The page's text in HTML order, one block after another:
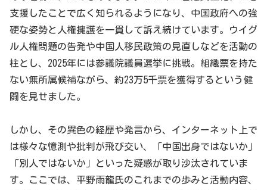
支援したことで広く知られるようになり、中国政府への強
硬な姿勢と人権擁護を一貫して訴え続けています。ウイグ
ル人権問題の告発や中国人移民政策の見直しなどを活動の
柱とし、2025年には参議院議員選挙に挑戦。組織票を持た
ない無所属候補ながら、約23万5千票を獲得するという健
闘を見せました。
しかし、その異色の経歴や発言から、インターネット上で
は様々な憶測や批判が飛び交い、「中国出身ではないか」
「別人ではないか」といった疑惑が取り沙汰されていま
す。ここでは、平野雨龍氏のこれまでの歩みと活動内容、